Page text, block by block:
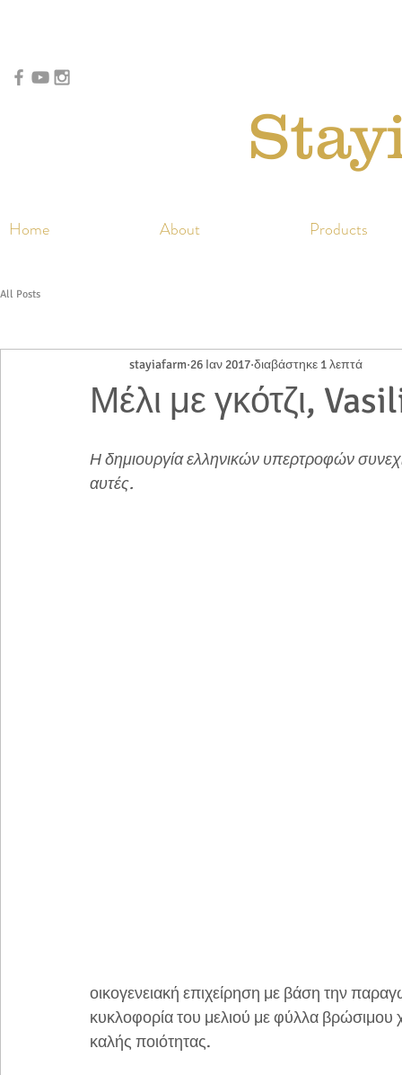
Home About Products
All Posts
Μέλι με γκότζι,
stayiafarm 26 Ιαν 2017 διαβάστηκε 1 λεπτά
Η δημιουργία ελληνικών υπερτροφών
αυτές.
οικογενειακή επιχείρηση με βάση την
κυκλοφορία του μελιού με φύλλα
καλής ποιότητας.